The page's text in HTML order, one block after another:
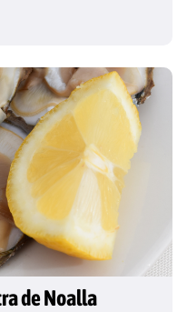
de Noalla